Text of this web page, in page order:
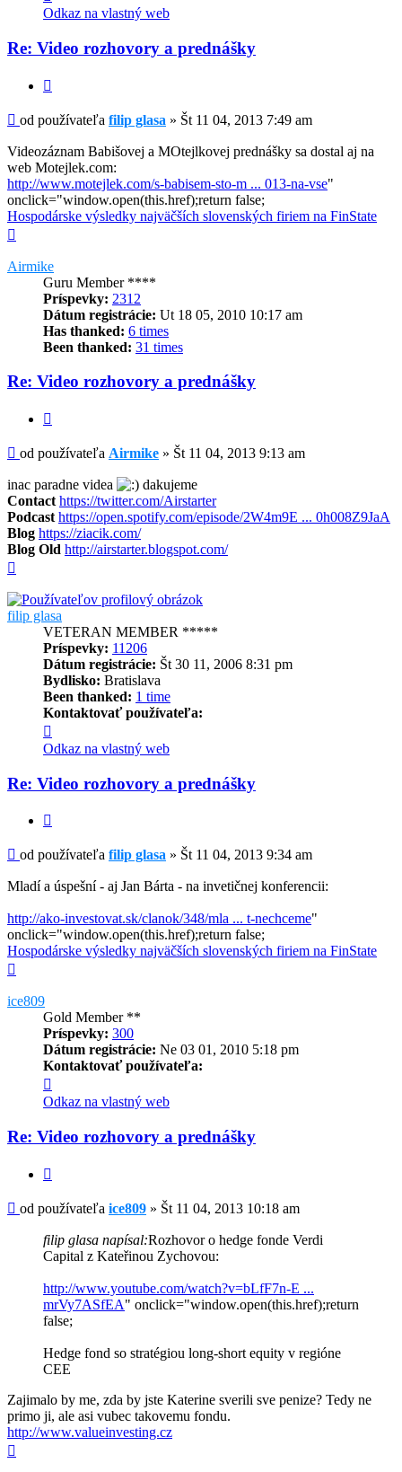
informácie
používateľa
-
filip
Odkaz na vlastný web
Re: Video rozhovory a prednášky
Príspevok
od používateľa filip glasa » Št 11 04, 2013 7:49 am
Videozáznam Babišovej a MOtejlkovej prednášky sa dostal aj na
web Motejlek.com:
http://www.motejlek.com/s-babisem-sto-m ... 013-na-vse"
onclick="window.open(this.href);return false;
Hospodárske výsledky najväčších slovenských firiem na FinState
Airmike
Guru Member ****
Príspevky: 2312
Dátum registrácie: Ut 18 05, 2010 10:17 am
Has thanked: 6 times
Been thanked: 31 times
Re: Video rozhovory a prednášky
Príspevok
od používateľa Airmike » Št 11 04, 2013 9:13 am
inac paradne videa
dakujeme
Contact https://twitter.com/Airstarter
Podcast https://open.spotify.com/episode/2W4m9E ... 0h008Z9JaA
Blog https://ziacik.com/
Blog Old http://airstarter.blogspot.com/
filip glasa
VETERAN MEMBER *****
Príspevky: 11206
Dátum registrácie: Št 30 11, 2006 8:31 pm
Bydlisko: Bratislava
Been thanked: 1 time
Kontaktovať používateľa:
informácie
používateľa
-
filip
Odkaz na vlastný web
Re: Video rozhovory a prednášky
Príspevok
od používateľa filip glasa » Št 11 04, 2013 9:34 am
Mladí a úspešní - aj Jan Bárta - na invetičnej konferencii:
http://ako-investovat.sk/clanok/348/mla ... t-nechceme"
onclick="window.open(this.href);return false;
Hospodárske výsledky najväčších slovenských firiem na FinState
ice809
Gold Member **
Príspevky: 300
Dátum registrácie: Ne 03 01, 2010 5:18 pm
Kontaktovať používateľa:
informácie
používateľa
-
ice809
Odkaz na vlastný web
Re: Video rozhovory a prednášky
Príspevok
od používateľa ice809 » Št 11 04, 2013 10:18 am
filip glasa napísal:Rozhovor o hedge fonde Verdi
Capital z Kateřinou Zychovou:
http://www.youtube.com/watch?v=bLfF7n-E ...
mrVy7ASfEA" onclick="window.open(this.href);return
false;
Hedge fond so stratégiou long-short equity v regióne
CEE
Zajimalo by me, zda by jste Katerine sverili sve penize? Tedy ne
primo ji, ale asi vubec takovemu fondu.
http://www.valueinvesting.cz